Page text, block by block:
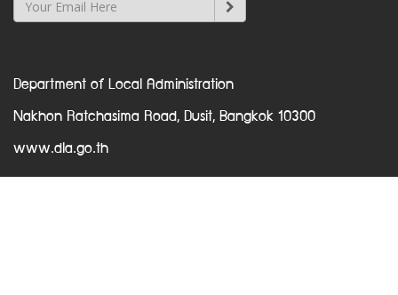
Department of Local Administration
Nakhon Ratchasima Road, Dusit, Bangkok 10300
www.dla.go.th